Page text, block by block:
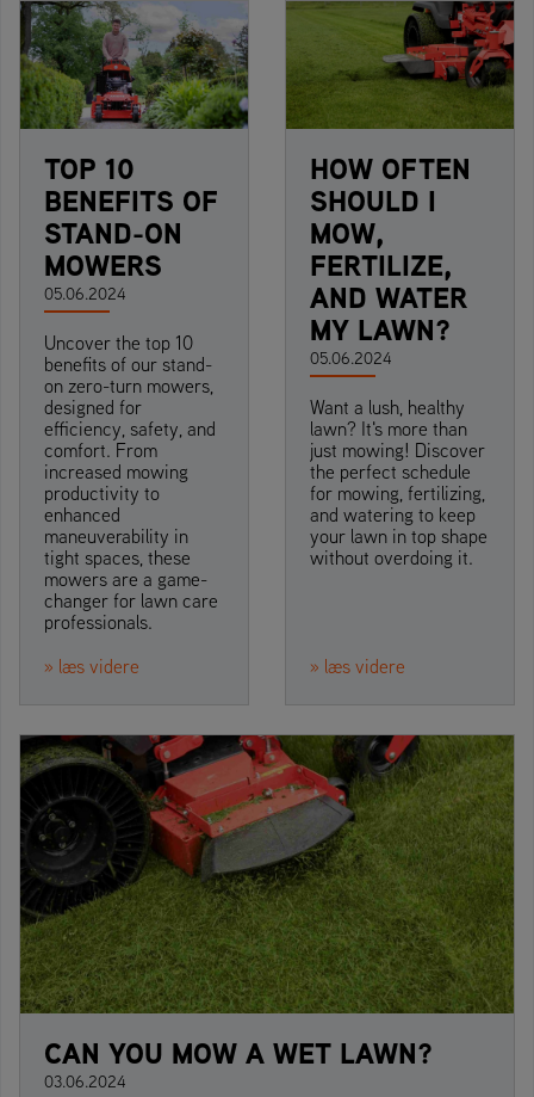
TOP 10
BENEFITS OF
STAND-ON
MOWERS
05.06.2024
Uncover the top 10
benefits of our stand-
on zero-turn mowers,
designed for
efficiency, safety, and
comfort. From
increased mowing
productivity to
enhanced
maneuverability in
tight spaces, these
mowers are a game-
changer for lawn care
professionals.
» læs videre
HOW OFTEN
SHOULD I
MOW,
FERTILIZE,
AND WATER
MY LAWN?
05.06.2024
Want a lush, healthy
lawn? It's more than
just mowing! Discover
the perfect schedule
for mowing, fertilizing,
and watering to keep
your lawn in top shape
without overdoing it.
» læs videre
CAN YOU MOW A WET LAWN?
03.06.2024